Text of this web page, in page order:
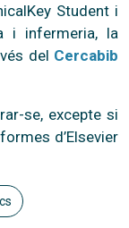
Student i
i infermeria, la
del Cercabib
se, excepte si
d’Elsevier